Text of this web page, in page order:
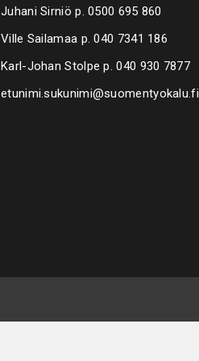
Juhani Sirniö p.0500 695 860
Ville Sailamaa p.040 7341 186
Karl-Johan Stolpe p.040 930 7877
etunimi.sukunimi@suomentyokalu.fi